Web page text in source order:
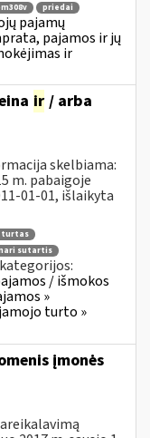
priedai
pajamų
pajamos ir jų
ir
ir / arba
skelbiama:
m. pabaigoje
01-01, išlaikyta
turtas
sutartis
/ išmokos
»
turto »
įmonės